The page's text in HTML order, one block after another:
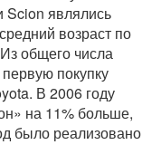
Scion являлись
возраст по
общего числа
покупку
В 2006 году
на 11% больше,
было реализовано